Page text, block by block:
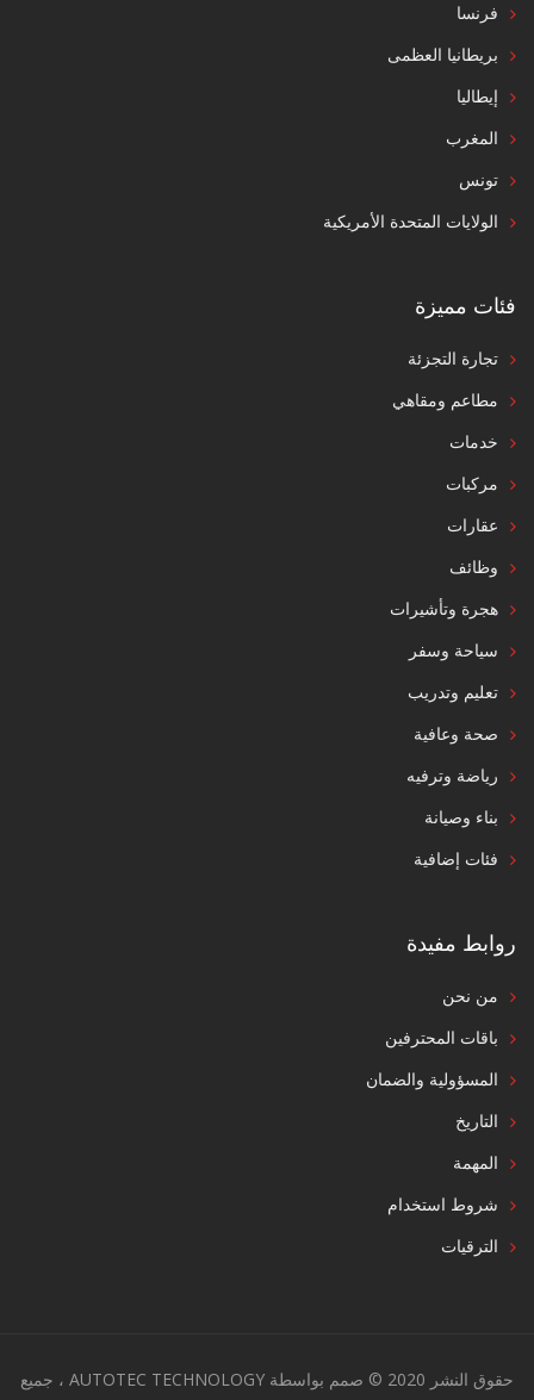
فرنسا
بريطانيا العظمى
إيطاليا
المغرب
تونس
الولايات المتحدة الأمريكية
فئات مميزة
تجارة التجزئة
مطاعم ومقاهي
خدمات
مركبات
عقارات
وظائف
هجرة وتأشيرات
سياحة وسفر
تعليم وتدريب
صحة وعافية
رياضة وترفيه
بناء وصيانة
فئات إضافية
روابط مفيدة
من نحن
باقات المحترفين
المسؤولية والضمان
التاريخ
المهمة
شروط استخدام
الترقيات
حقوق النشر 2020 © صمم بواسطة AUTOTEC TECHNOLOGY ، جميع